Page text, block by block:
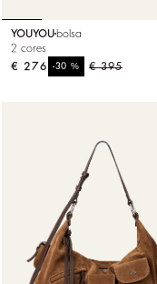
YOUYOU bolsa
2 cores
€ 395
-30%
€ 276